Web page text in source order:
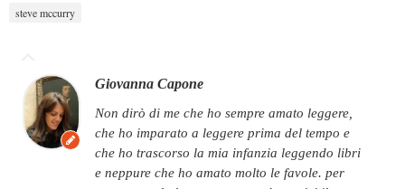
steve mccurry
Giovanna Capone
non dirò di me che ho sempre amato leggere,
che ho imparato a leggere prima del tempo e
che ho trascorso la mia infanzia leggendo libri
e neppure che ho amato molto le favole. per